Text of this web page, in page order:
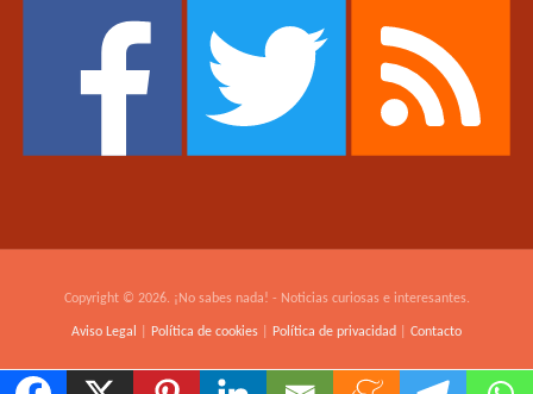
Copyright © 2026. ¡No sabes nada! - Noticias curiosas e interesantes.
Aviso Legal Política de cookies Política de privacidad Contacto